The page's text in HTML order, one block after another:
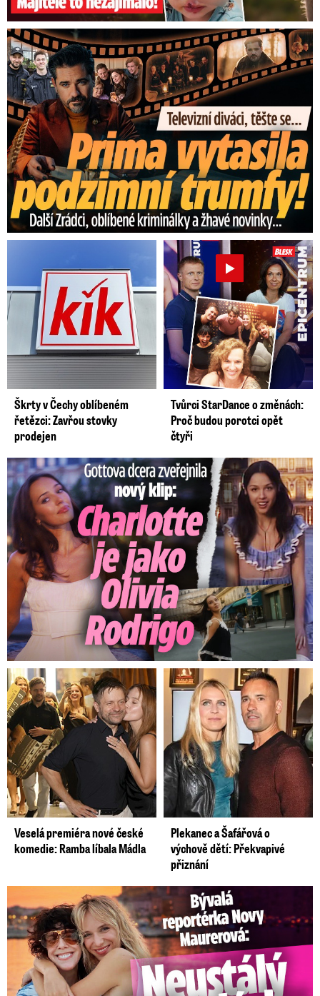
Prima vytasila podzimní trumfy! Další Zrádci a žhavé novinky
Škrty v Čechy oblíbeném
řetězci: Zavřou stovky
prodejen
Tvůrci StarDance o změnách:
Proč budou porotci opět
čtyři
Gottova dcera zveřejnila nový klip: Je jako Olivie Rodrigo!
Veselá premiéra nové české
komedie: Ramba líbala Mádla
Plekanec a Šafářová o
výchově dětí: Překvapivé
přiznání
Bývalá reportérka Novy Maurerová: Neustálý boj o lásku s ...